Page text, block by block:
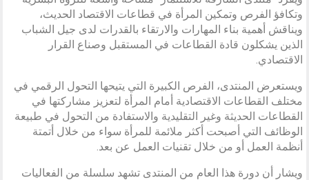
وتكافؤ الفرص وتمكين المرأة في قطاعات الاقتصاد الحديث،
ويناقش أهمية بناء المهارات والارتقاء بالقدرات لدى جيل الشباب
الذين يشكلون قادة القطاعات في المستقبل وصناع القرار
الاقتصادي.
ويستعرض المنتدى، الفرص الكبيرة التي يتيحها التحول الرقمي في
مختلف القطاعات الاقتصادية أمام المرأة لتعزيز مشاركتها في
القطاعات الحديثة وغير التقليدية والاستفادة من التحول في طبيعة
الوظائف التي أصبحت أكثر ملائمة للمرأة سواء من خلال أتمتة
أنظمة العمل أو من خلال تقنيات العمل عن بعد.
ويشار أن دورة هذا العام من المنتدى تشهد سلسلة من الفعاليات